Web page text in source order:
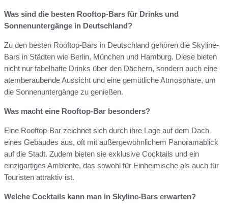
Was sind die besten Rooftop-Bars für Drinks und
Sonnenuntergänge in Deutschland?
Zu den besten Rooftop-Bars in Deutschland gehören die Skyline-
Bars in Städten wie Berlin, München und Hamburg. Diese bieten
nicht nur fabelhafte Drinks über den Dächern, sondern auch eine
atemberaubende Aussicht und eine gemütliche Atmosphäre, um
die Sonnenuntergänge zu genießen.
Was macht eine Rooftop-Bar besonders?
Eine Rooftop-Bar zeichnet sich durch ihre Lage auf dem Dach
eines Gebäudes aus, oft mit außergewöhnlichem Panoramablick
auf die Stadt. Zudem bieten sie exklusive Cocktails und ein
einzigartiges Ambiente, das sowohl für Einheimische als auch für
Touristen attraktiv ist.
Welche Cocktails kann man in Skyline-Bars erwarten?